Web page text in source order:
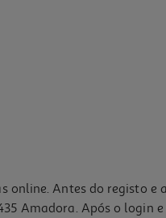
Antes do registo
Amadora. Após o login